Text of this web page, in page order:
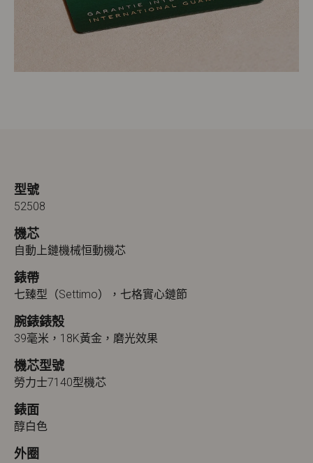
型號
52508
機芯
自動上鏈機械恒動機芯
錶帶
七臻型（Settimo），七格實心鏈節
腕錶錶殼
39毫米，18K黃金，磨光效果
機芯型號
勞力士7140型機芯
錶面
醇白色
外圈